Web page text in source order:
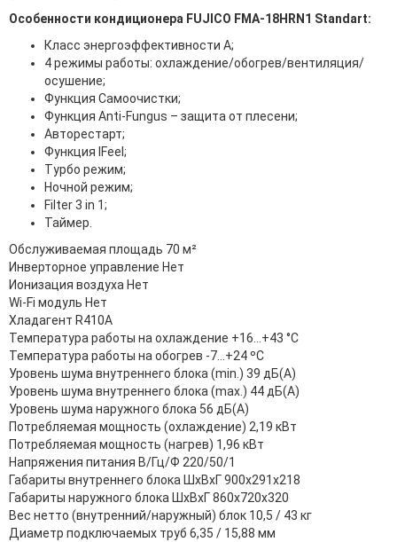
Особенности кондиционера FUJICO FMA-18HRN1 Standart:
Класс энергоэффективности А;
4 режимы работы: охлаждение/обогрев/вентиляция/
осушение;
Функция Самоочистки;
Функция Anti-Fungus – защита от плесени;
Авторестарт;
Функция IFeel;
Турбо режим;
Ночной режим;
Filter 3 in 1;
Таймер.
Обслуживаемая площадь 70 м²
Инверторное управление Нет
Ионизация воздуха Нет
Wi-Fi модуль Нет
Хладагент R410A
Температура работы на охлаждение +16...+43 °С
Температура работы на обогрев -7...+24 ºС
Уровень шума внутреннего блока (min.) 39 дБ(А)
Уровень шума внутреннего блока (max.) 44 дБ(А)
Уровень шума наружного блока 56 дБ(А)
Потребляемая мощность (охлаждение) 2,19 кВт
Потребляемая мощность (нагрев) 1,96 кВт
Напряжения питания В/Гц/Ф 220/50/1
Габариты внутреннего блока ШхВхГ 900х291х218
Габариты наружного блока ШхВхГ 860х720х320
Вес нетто (внутренний/наружный) блок 10,5 / 43 кг
Диаметр подключаемых труб 6,35 / 15,88 мм